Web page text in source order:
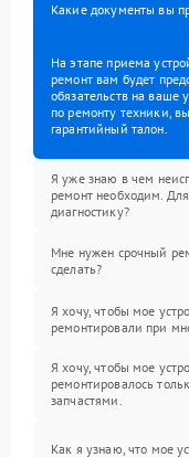
Какие документы вы
На этапе приема
ремонт вам будет
обязательств на ваше
по ремонту техники,
гарантийный талон.
Я уже знаю в чем
ремонт необходим.
диагностику?
Мне нужен срочный
сделать?
Я хочу, чтобы мое
ремонтировали при
Я хочу, чтобы мое
ремонтировалось
запчастями.
Как я узнаю, что мое